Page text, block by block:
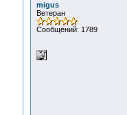
migus
Ветеран
Сообщений: 1789